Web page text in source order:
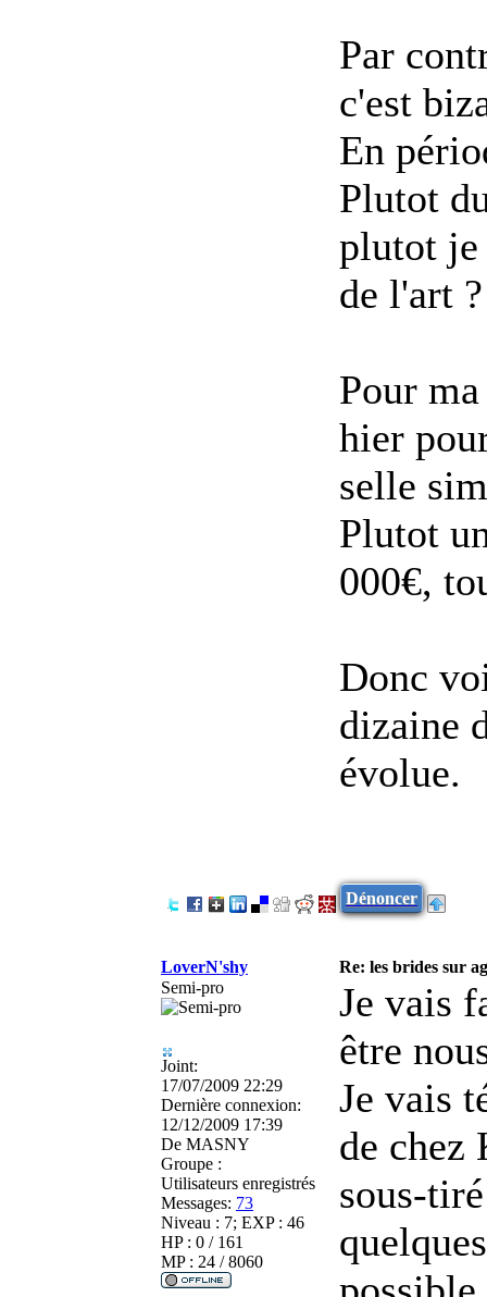
Par
c'est
En
Plutot
plutot je
de l'art
Pour
hier
selle
Plutot
000€,
Donc
dizaine
évolue.
Dénoncer
LoverN'shy
Re: les brides sur
Semi-pro
Joint:
17/07/2009 22:29
Dernière connexion:
12/12/2009 17:39
De MASNY
Groupe :
Utilisateurs enregistrés
Messages: 73
Niveau : 7; EXP : 46
HP : 0 / 161
MP : 24 / 8060
Je vais
être
Je vais
de chez
sous-